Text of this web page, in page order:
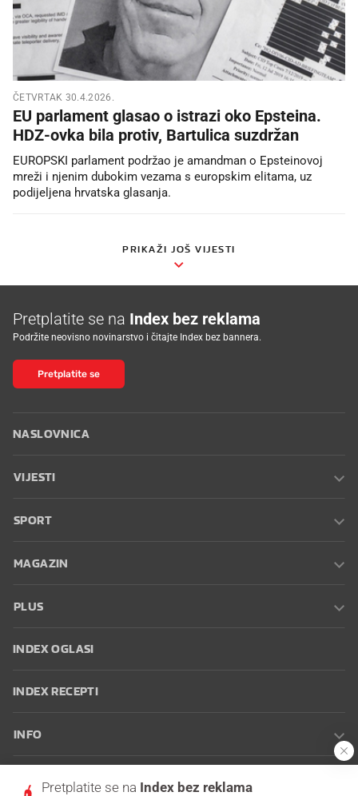
ČETVRTAK 30.4.2026.
EU parlament glasao o istrazi oko Epsteina.
HDZ-ovka bila protiv, Bartulica suzdržan
EUROPSKI parlament podržao je amandman o Epsteinovoj
mreži i njenim dubokim vezama s europskim elitama, uz
podijeljena hrvatska glasanja.
PRIKAŽI JOŠ VIJESTI
Pretplatite se na Index bez reklama
Podržite neovisno novinarstvo i čitajte Index bez bannera.
Pretplatite se
NASLOVNICA
VIJESTI
SPORT
MAGAZIN
PLUS
INDEX OGLASI
INDEX RECEPTI
INFO
korištenja
Postavke kolačića
Pretplatite se na Index bez reklama